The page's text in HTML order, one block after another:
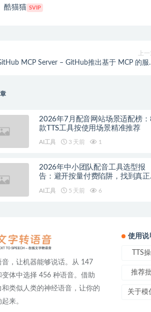
酷猫猫 SVIP
上
MCP Server – GitHub推出基于 MCP 的服
2026年7月配音网站场景适配榜：
款TTS工具按使用场景精准推荐
AI工具 3 天前 1
2026年中小团队配音工具选型报
告：避开按量付费陷阱，找到真正
AI工具 5 天前 6
音，让机器能够说话。从 147
变体中选择 456 种语音。借助
和类似人类的神经语音，让你的
来。
使用说
TTS
推荐
关于模